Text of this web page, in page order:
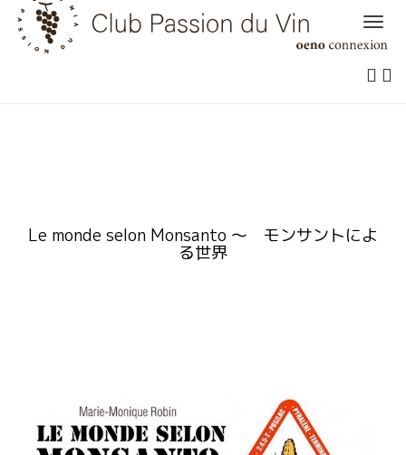
Skip
content
Le monde selon Monsanto 〜 モンサントによ
る世界